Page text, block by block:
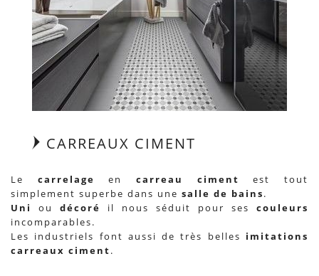
CARREAUX CIMENT
Le carrelage encarreau ciment est tout
simplement superbe dans une salle de bains.
Uni
ou décoré il nous séduit pour ses couleurs
incomparables.
Les industriels font aussi de très belles imitations
carreaux ciment.